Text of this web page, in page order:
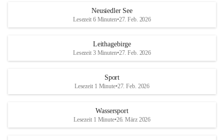
S
und den daraus folgenden wirtschaftlichen
Maßnahmen zur Bekämpfung
Rebe und der Amerikanischen
Anhang VBl. EU Nr. 18
1 Seite•1,4 MB
r
S
Neusiedler See
Lesezeit 6 Minuten•27. Feb. 2026
Leithagebirge
Lesezeit 3 Minuten•27. Feb. 2026
Sport
Lesezeit 1 Minute•27. Feb. 2026
Wassersport
Lesezeit 1 Minute•26. März 2026